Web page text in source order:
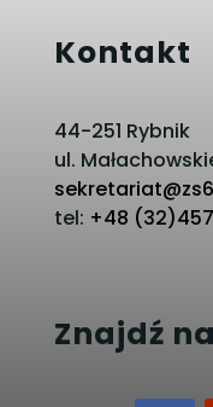
Kontakt
44-251 Rybnik
ul.
tel: +48
Znajdź